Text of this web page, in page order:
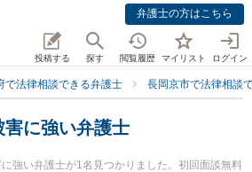
弁護士の方はこちら
投稿する 探す 閲覧履歴 マイリスト ログイン
で法律相談できる弁護士 長岡京市で法律相談
に強い弁護士
強い弁護士が1名見つかりました。初回面談無料